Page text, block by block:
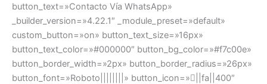
button_text=»Contacto Vía WhatsApp»
_builder_version=»4.22.1″ _module_preset=»default»
custom_button=»on» button_text_size=»16px»
button_text_color=»#000000″ button_bg_color=»#f7c00e»
button_border_width=»2px» button_border_radius=»26px»
button_font=»Roboto||||||||» button_icon=»||fa||400″